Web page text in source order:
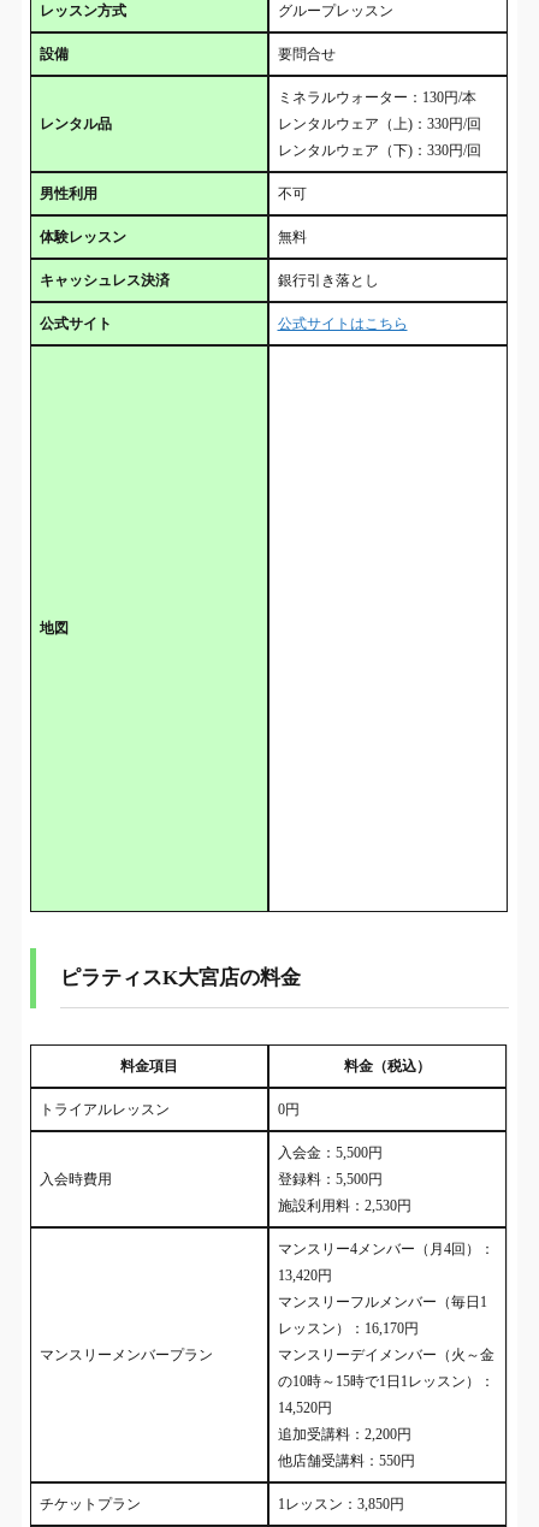
レッスン方式 グループレッスン
設備 要問合せ
レンタル品
ミネラルウォーター：130円/本
レンタルウェア（上)：330円/回
レンタルウェア（下)：330円/回
男性利用 不可
体験レッスン 無料
キャッシュレス決済 銀行引き落とし
公式サイト 公式サイトはこちら
地図
ピラティスK大宮店の料金
料金項目 料金（税込）
トライアルレッスン 0円
入会時費用
入会金：5,500円
登録料：5,500円
施設利用料：2,530円
マンスリーメンバープラン
マンスリー4メンバー（月4回）：
13,420円
マンスリーフルメンバー（毎日1
レッスン）：16,170円
マンスリーデイメンバー（火～金
の10時～15時で1日1レッスン）：
14,520円
追加受講料：2,200円
他店舗受講料：550円
チケットプラン 1レッスン：3,850円